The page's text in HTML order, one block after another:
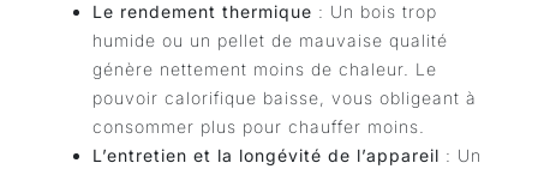
Le rendement thermique : Un bois trop
humide ou un pellet de mauvaise qualité
génère nettement moins de chaleur. Le
pouvoir calorifique baisse, vous obligeant à
consommer plus pour chauffer moins.
L’entretien et la longévité de l’appareil : Un